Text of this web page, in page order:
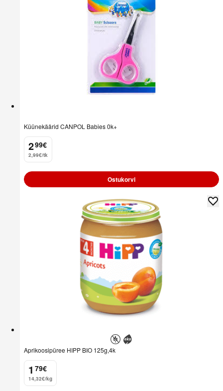
Küünekäärid CANPOL Babies 0k+
2
. 99€
2,99€/tk
Ostukorvi
Aprikoosipüree HIPP BIO 125g,4k
1
. 79€
14,32€/kg